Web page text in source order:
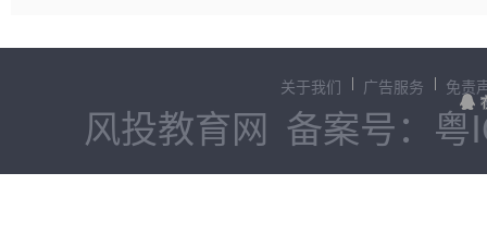
关于我们 广告服务 免责
风投教育网 备案号：粤